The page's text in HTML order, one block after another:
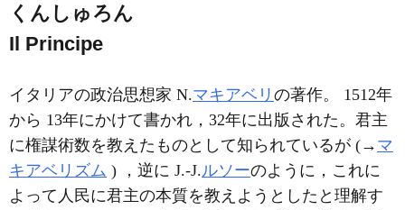
くんしゅろん
Il Principe
イタリアの政治思想家 N.マキアベリ の著作。 1512年
から 13年にかけて書かれ，32年に出版された。君主
に権謀術数を教えたものとして知られているが (→ マ
キアベリズム ) ，逆に J.-J.ルソーのように，これに
よって人民に君主の本質を教えようとしたと理解す